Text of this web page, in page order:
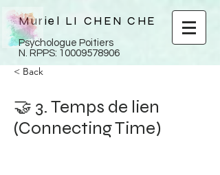
Muriel LI CHEN CHE
Psychologue Poitiers
N. RPPS: 10009578906
< Back
🤝 3. Temps de lien
(Connecting Time)